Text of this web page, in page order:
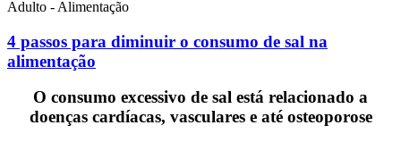
Adulto - Alimentação
4 passos para diminuir o consumo de sal na
alimentação
O consumo excessivo de sal está relacionado a
doenças cardíacas, vasculares e até osteoporose